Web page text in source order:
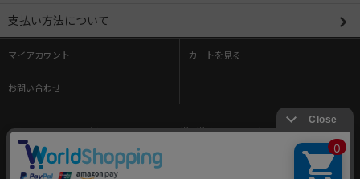
支払い方法について
マイアカウント カートを見る
お問い合わせ
ホーム / 支払い方法について / 配送・送料について / 返品について /
特定商取引法に基づく表記
メルマガ登録・解除 /
ショップブログ